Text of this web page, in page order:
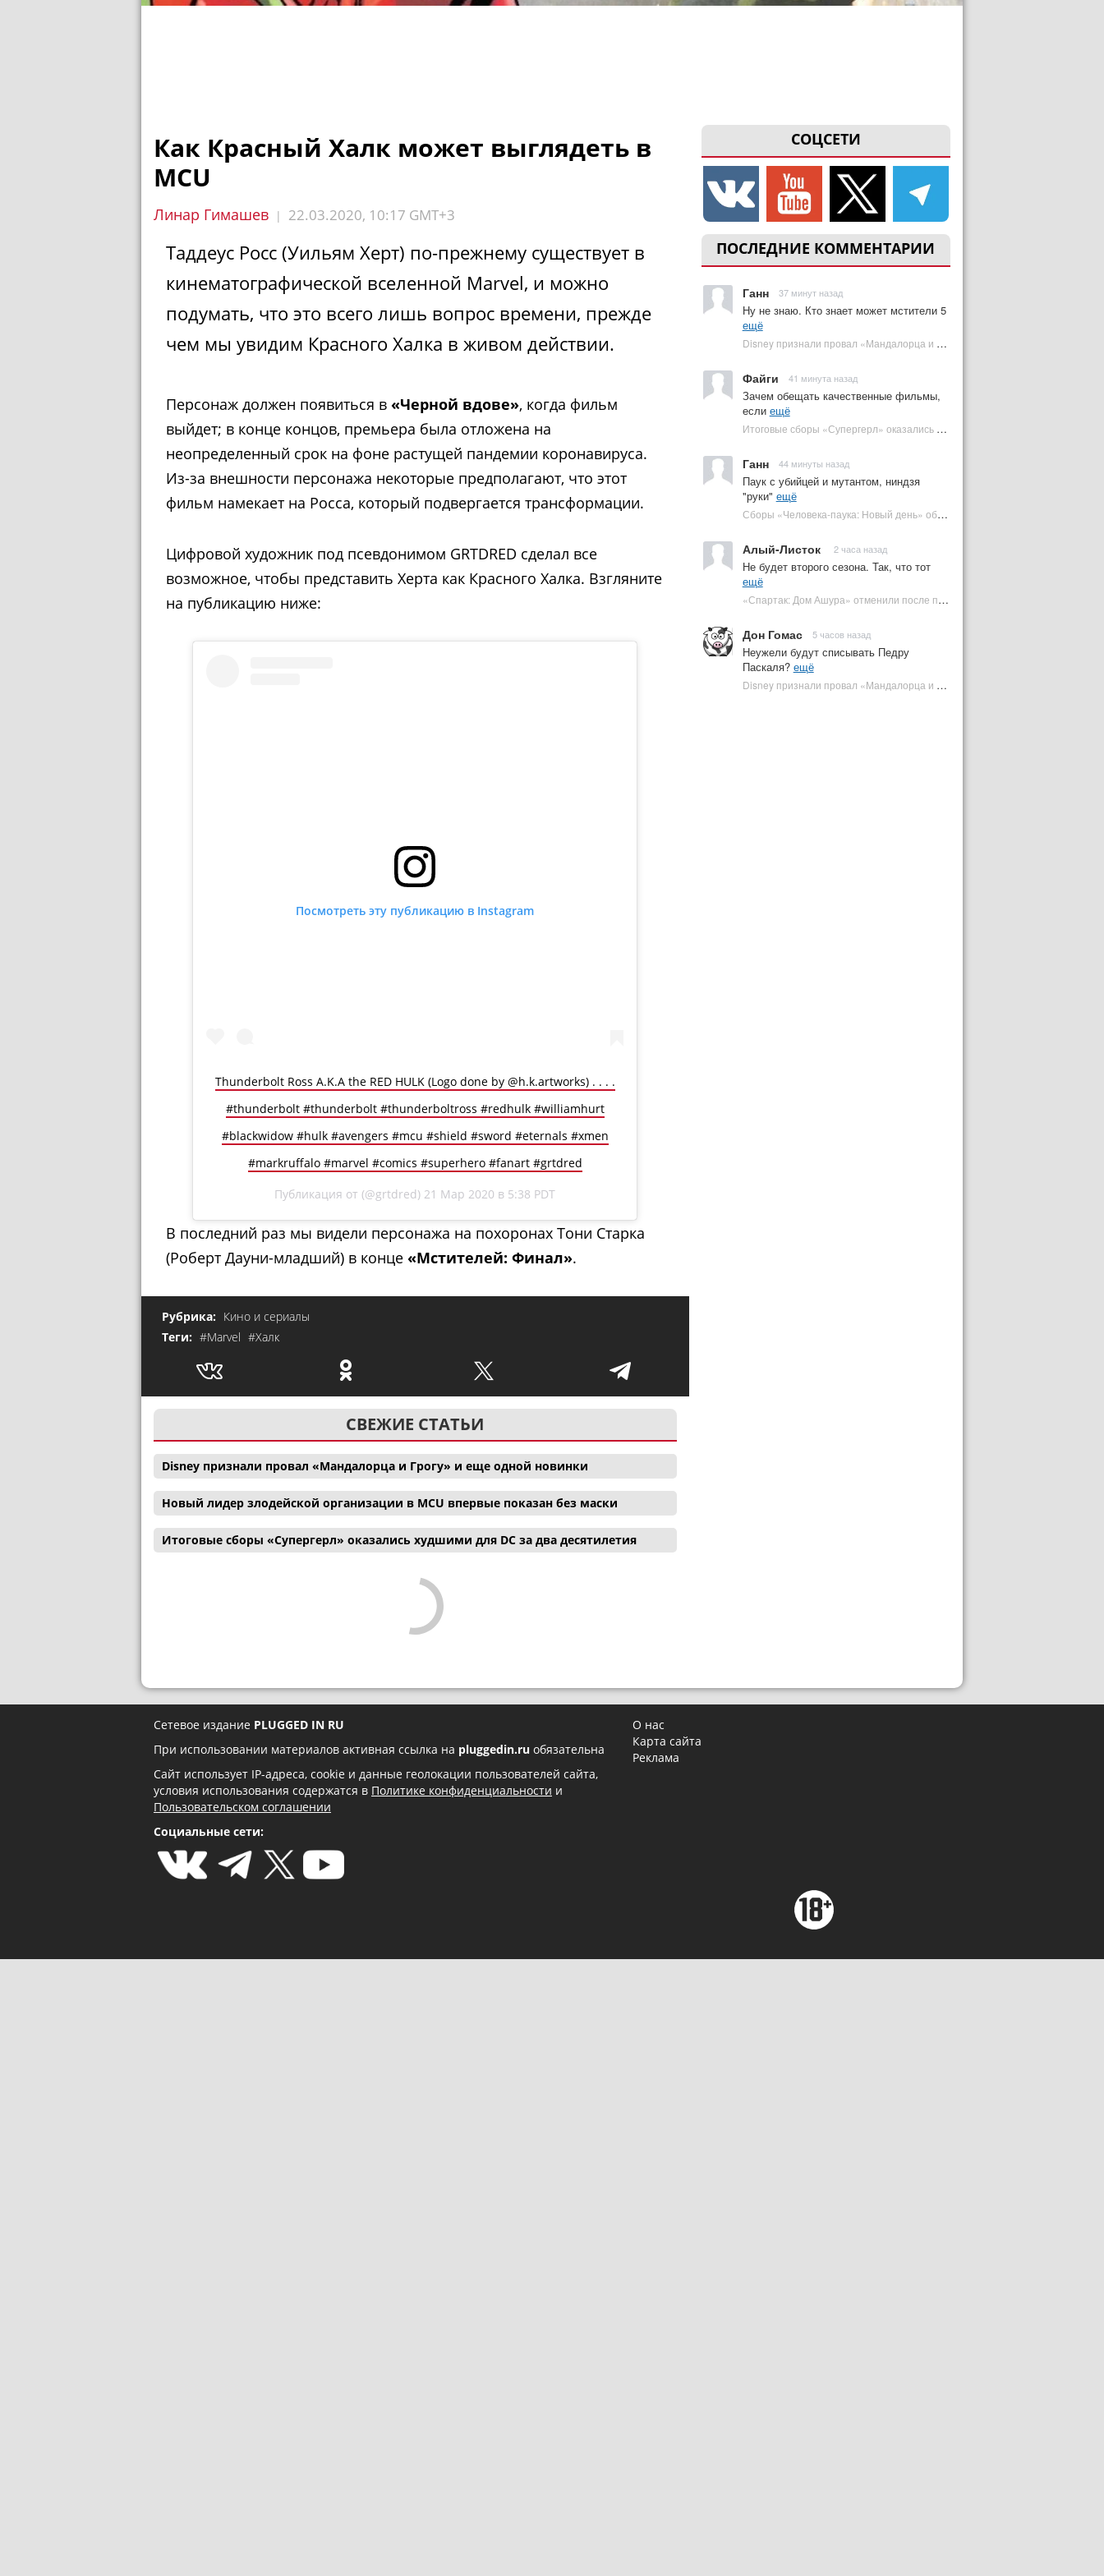
СОЦСЕТИ
ПОСЛЕДНИЕ КОММЕНТАРИИ
Ганн 37 минут назад
Ну не знаю. Кто знает может мстители 5
ещё
Disney признали провал «Мандалорца и Грогу» и еще одной новинки | Plugged In Ru
Файги 41 минута назад
Зачем обещать качественные фильмы,
если ещё
Итоговые сборы «Супергерл» оказались худшими для DC за два десятилетия | Plugged In Ru
Ганн 44 минуты назад
Паук с убийцей и мутантом, ниндзя
"руки" ещё
Сборы «Человека-паука: Новый день» обошли самый кассовый фильм DC | Plugged In Ru
Алый-Листок 2 часа назад
Не будет второго сезона. Так, что тот
ещё
«Спартак: Дом Ашура» отменили после первого сезона | Plugged In Ru
Дон Гомас 5 часов назад
Неужели будут списывать Педру
Паскаля? ещё
Disney признали провал «Мандалорца и Грогу» и еще одной новинки | Plugged In Ru
Как Красный Халк может выглядеть в
MCU
Линар Гимашев | 22.03.2020, 10:17 GMT+3
Таддеус Росс (Уильям Херт) по-прежнему существует в
кинематографической вселенной Marvel, и можно
подумать, что это всего лишь вопрос времени, прежде
чем мы увидим Красного Халка в живом действии.
Персонаж должен появиться в «Черной вдове», когда фильм
выйдет; в конце концов, премьера была отложена на
неопределенный срок на фоне растущей пандемии коронавируса.
Из-за внешности персонажа некоторые предполагают, что этот
фильм намекает на Росса, который подвергается трансформации.
Цифровой художник под псевдонимом GRTDRED сделал все
возможное, чтобы представить Херта как Красного Халка. Взгляните
на публикацию ниже:
Посмотреть эту публикацию в Instagram
Thunderbolt Ross A.K.A the RED HULK (Logo done by @h.k.artworks) . . . .
#thunderbolt #thunderbolt #thunderboltross #redhulk #williamhurt
#blackwidow #hulk #avengers #mcu #shield #sword #eternals #xmen
#markruffalo #marvel #comics #superhero #fanart #grtdred
Публикация от (@grtdred) 21 Мар 2020 в 5:38 PDT
В последний раз мы видели персонажа на похоронах Тони Старка
(Роберт Дауни-младший) в конце «Мстителей: Финал».
Рубрика: Кино и сериалы
Теги: #Marvel #Халк
СВЕЖИЕ СТАТЬИ
Disney признали провал «Мандалорца и Грогу» и еще одной новинки
Новый лидер злодейской организации в MCU впервые показан без маски
Итоговые сборы «Супергерл» оказались худшими для DC за два десятилетия
Сетевое издание PLUGGED IN RU
При использовании материалов активная ссылка на pluggedin.ru обязательна
Сайт использует IP-адреса, cookie и данные геолокации пользователей сайта,
условия использования содержатся в Политике конфиденциальности и
Пользовательском соглашении
Социальные сети:
О нас
Карта сайта
Реклама